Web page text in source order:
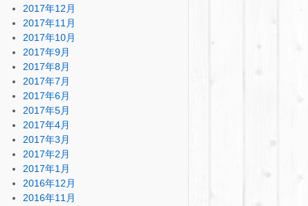
2017年12月
2017年11月
2017年10月
2017年9月
2017年8月
2017年7月
2017年6月
2017年5月
2017年4月
2017年3月
2017年2月
2017年1月
2016年12月
2016年11月